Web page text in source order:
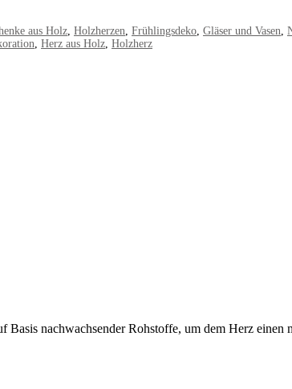
aus Holz Holzherzen Frühlingsdeko Gläser und Vasen
Herz aus Holz Holzherz
nachwachsender Rohstoffe, um dem Herz einen